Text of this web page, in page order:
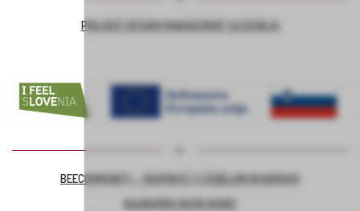
PROJEKT DESIGN MANAGEMENT SLOVENIJA
BEECOMMUNITY – SKUPNOST S ČEBELAMI IN NARAVO
KULINARIKA NAŠIH BABIC